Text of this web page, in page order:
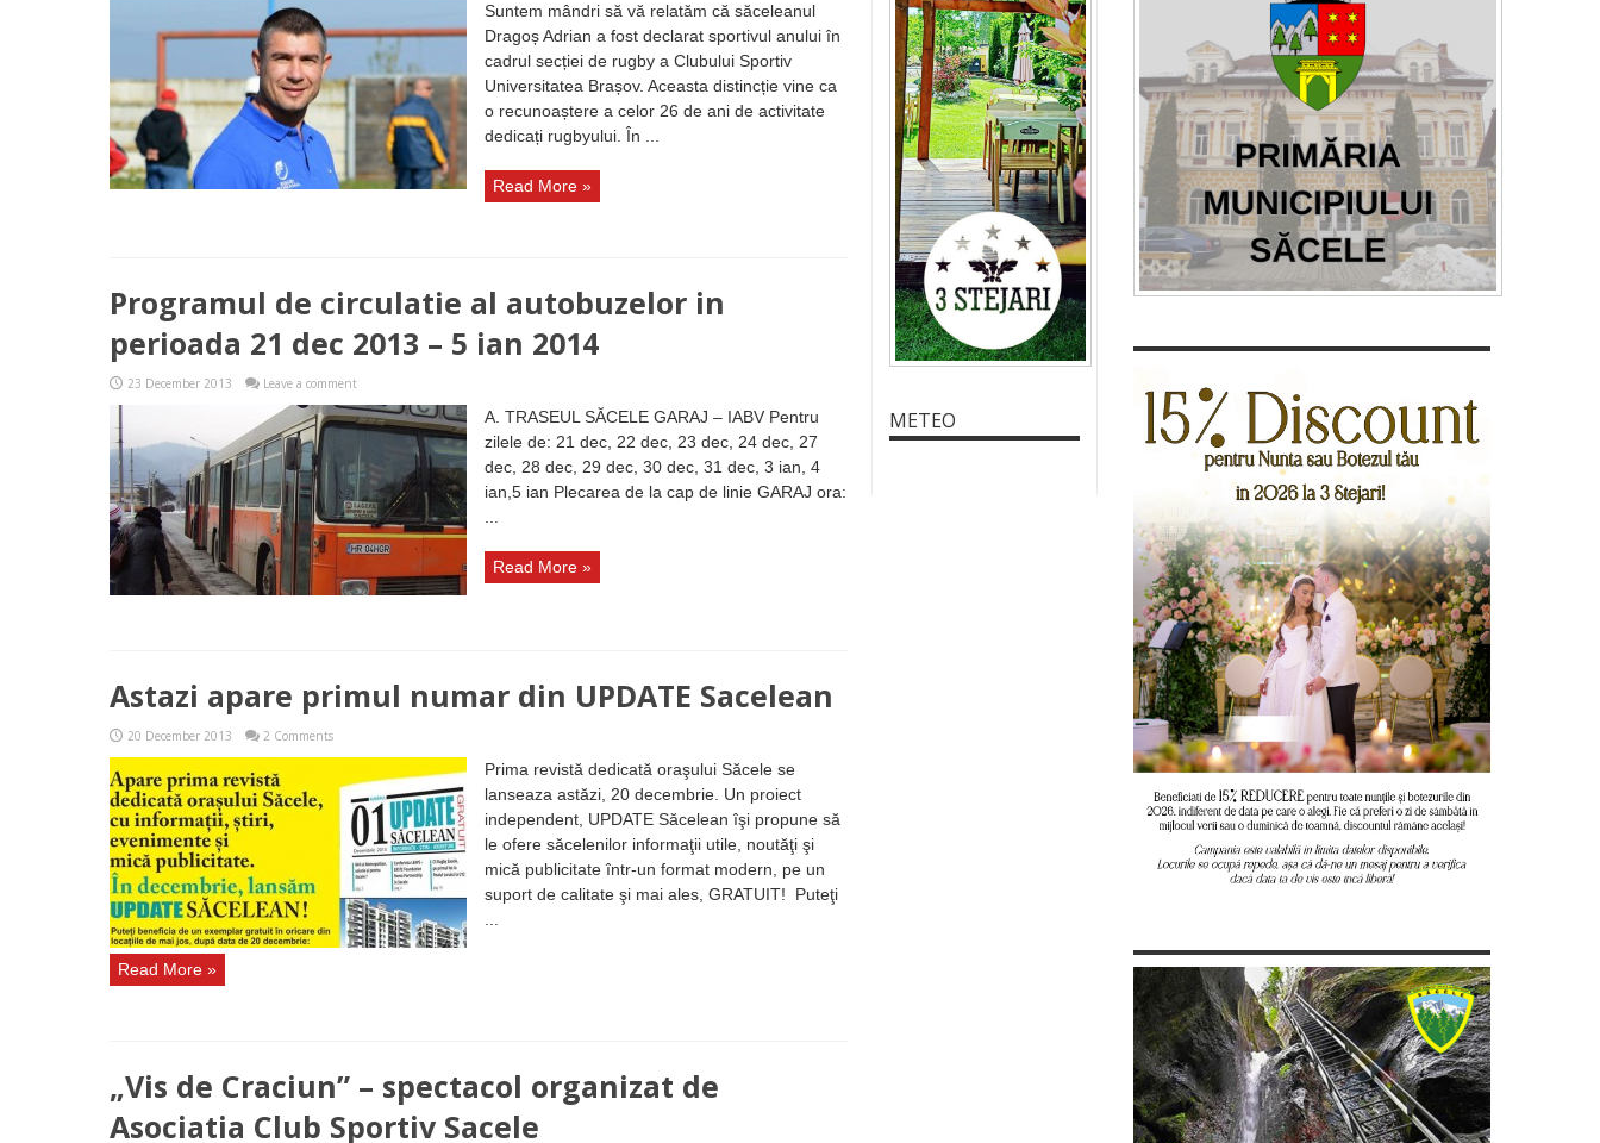
Suntem mândri să vă relatăm că săceleanul
Dragoș Adrian a fost declarat sportivul anului în
cadrul secției de rugby a Clubului Sportiv
Universitatea Brașov. Aceasta distincție vine ca
o recunoaștere a celor 26 de ani de activitate
dedicați rugbyului. În ...
Read More »
Programul de circulatie al autobuzelor in
perioada 21 dec 2013 – 5 ian 2014
23 December 2013 Leave a comment
A. TRASEUL SĂCELE GARAJ – IABV Pentru
zilele de: 21 dec, 22 dec, 23 dec, 24 dec, 27
dec, 28 dec, 29 dec, 30 dec, 31 dec, 3 ian, 4
ian,5 ian Plecarea de la cap de linie GARAJ ora:
Read More »
Astazi apare primul numar din UPDATE Sacelean
20 December 2013 2 Comments
Prima revistă dedicată oraşului Săcele se
lanseaza astăzi, 20 decembrie. Un proiect
independent, UPDATE Săcelean îşi propune să
le ofere săcelenilor informaţii utile, noutăţi şi
mică publicitate într-un format modern, pe un
suport de calitate şi mai ales, GRATUIT! Puteţi
Read More »
„Vis de Craciun” – spectacol organizat de
Asociatia Club Sportiv Sacele
METEO